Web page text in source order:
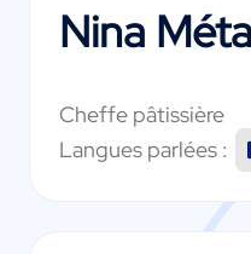
Nina
Cheffe pâtissière
Langues parlées :